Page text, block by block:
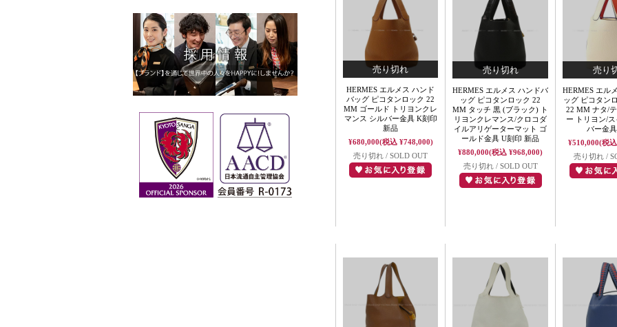
HERMES エルメス ハンド
バッグ ピコタンロック 22
MM ゴールド トリヨンクレ
マンス シルバー金具 K刻印
新品
¥680,000(税込 ¥748,000)
売り切れ / SOLD OUT
HERMES エルメス ハンドバ
ッグ ピコタンロック 22
MM タッチ 黒 (ブラック) ト
リヨンクレマンス/クロコダ
イルアリゲーターマット ゴ
ールド金具 U刻印 新品
¥880,000(税込 ¥968,000)
売り切れ / SOLD OUT
HERMES エル
ッグ ピコタン
22 MM ナタ/
ー トリヨン/
バー金
¥510,000(税
売り切れ /